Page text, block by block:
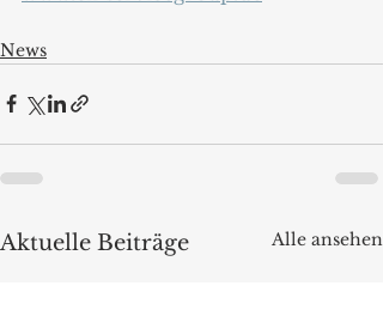
News
Aktuelle Beiträge Alle ansehen